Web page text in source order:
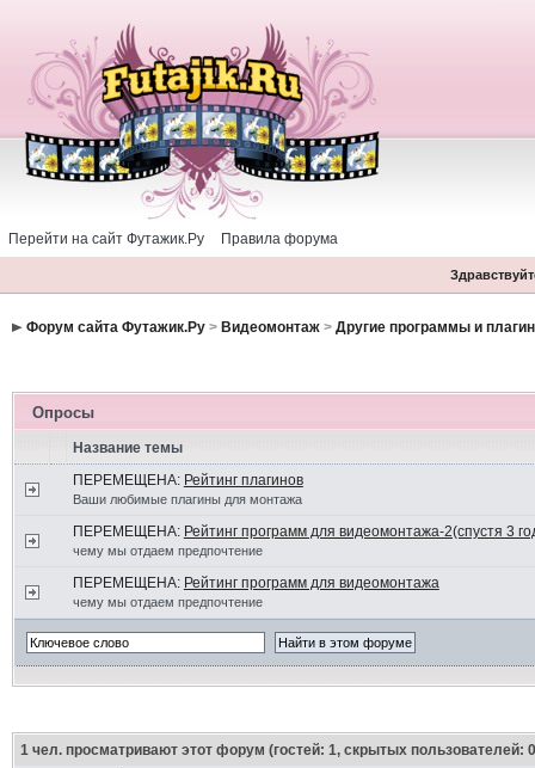
Перейти на сайт Футажик.Ру Правила форума
Форум сайта Футажик.Ру> Видеомонтаж> Другие программы и
Опросы
Название темы
ПЕРЕМЕЩЕНА: Рейтинг плагинов
Ваши любимые плагины для монтажа
ПЕРЕМЕЩЕНА: Рейтинг программ для видеомонтажа-2(спустя 3
чему мы отдаем предпочтение
ПЕРЕМЕЩЕНА: Рейтинг программ для видеомонтажа
чему мы отдаем предпочтение
1чел. просматривают этот форум (гостей: 1, скрытых пользователей: